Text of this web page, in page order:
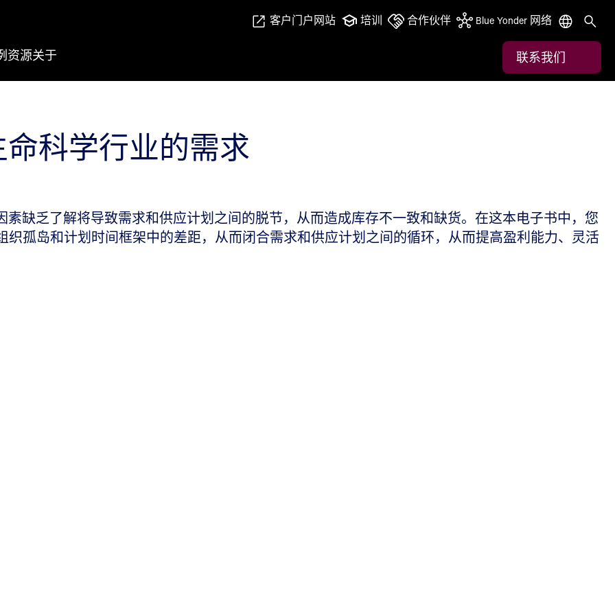
客户门户网站 培训 合作伙伴 Blue Yonder 网络
资源关于 联系我们
科学行业的需求
缺乏了解将导致需求和供应计划之间的脱节，从而造成库存不一致和缺货。在这本电子书中，您
织孤岛和计划时间框架中的差距，从而闭合需求和供应计划之间的循环，从而提高盈利能力、灵活